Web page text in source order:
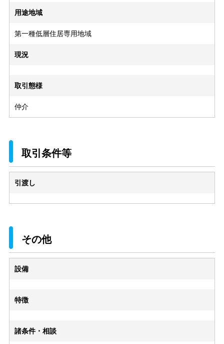
用途地域
第一種低層住居専用地域
現況
取引態様
仲介
取引条件等
引渡し
その他
設備
特徴
諸条件・相談